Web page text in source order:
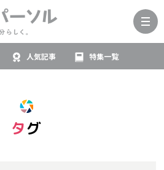
人気記事 特集一覧
タグ